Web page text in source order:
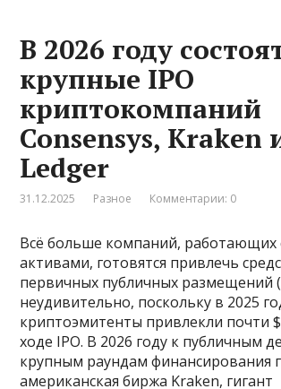
В 2026 году
крупные IPO
криптокомпаний
Consensys, Kraken
Ledger
31.12.2025 Разное Комментарии: 0
Всё больше компаний,
активами, готовятся привлечь
первичных публичных размещений
неудивительно, поскольку в 2025
криптоэмитенты привлекли почти
ходе IPO. В 2026 году к публичным
крупным раундам финансирования
американская биржа Kraken, гигант